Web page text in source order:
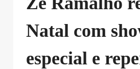
Natal com
especial e